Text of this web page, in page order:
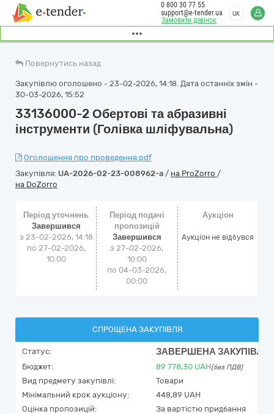
Замовити дзвінок
0 800 30 77 55
support@e-tender.ua
UK
Повернутись назад
Закупівлю оголошено - 23-02-2026, 14:18. Дата останніх змін -
30-03-2026, 15:52
33136000-2 Обертові та абразивні
інструменти (Голівка шліфувальна)
Оголошення про проведення.pdf
Закупівля: UA-2026-02-23-008962-a / на ProZorro /
на DoZorro
Період уточнень
Завершився
з 23-02-2026, 14:18
по 27-02-2026,
10:00
Період подачі
пропозицій
Завершився
з 27-02-2026,
10:00
по 04-03-2026,
00:00
Аукціон
Аукціон не відбувся
СПРОЩЕНА ЗАКУПІВЛЯ
Статус: ЗАВЕРШЕНА ЗАКУПІВЛЯ
Бюджет: 89 778,30 UAH(без ПДВ)
Вид предмету закупівлі:
Товари
Мінімальний крок аукціону:
448,89 UAH
Оцінка пропозицій:
За вартістю придбання